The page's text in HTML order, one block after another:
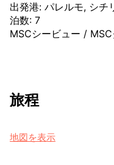
出発港: パレルモ, シチ
泊数: 7
MSCシービュー /
旅程
地図を表示